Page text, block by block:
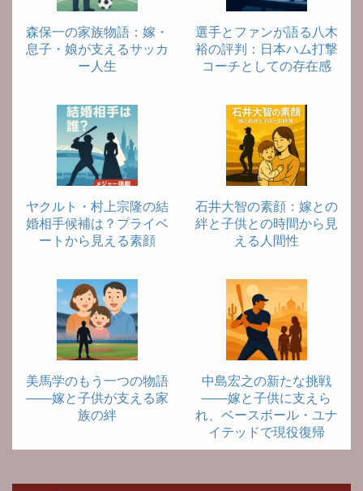
森保一の家族物語：嫁・
息子・娘が支えるサッカ
ー人生
選手とファンが語る八木
裕の評判：日本ハム打撃
コーチとしての存在感
ヤクルト・村上宗隆の結
婚相手候補は？プライベ
ートから見える素顔
石井大智の素顔：嫁との
絆と子供との時間から見
える人間性
美馬学のもう一つの物語
――嫁と子供が支える家
族の絆
中島宏之の新たな挑戦
――嫁と子供に支えら
れ、ベースボール・ユナ
イテッドで現役復帰